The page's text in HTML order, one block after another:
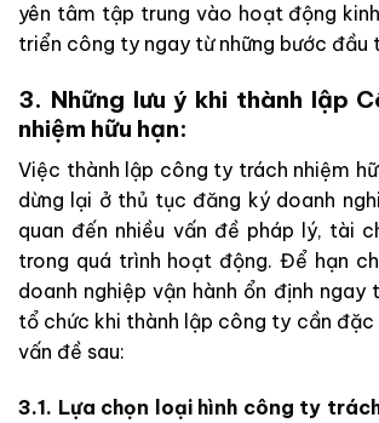
yên tâm tập trung vào hoạt động
triển công ty ngay từ những bước đầu
3. Những lưu ý khi thành lập
nhiệm hữu hạn:
Việc thành lập công ty trách nhiệm
dừng lại ở thủ tục đăng ký doanh
quan đến nhiều vấn đề pháp lý, tài
trong quá trình hoạt động. Để hạn
doanh nghiệp vận hành ổn định ngay
tổ chức khi thành lập công ty cần đặc
vấn đề sau:
3.1. Lựa chọn loại hình công ty trách